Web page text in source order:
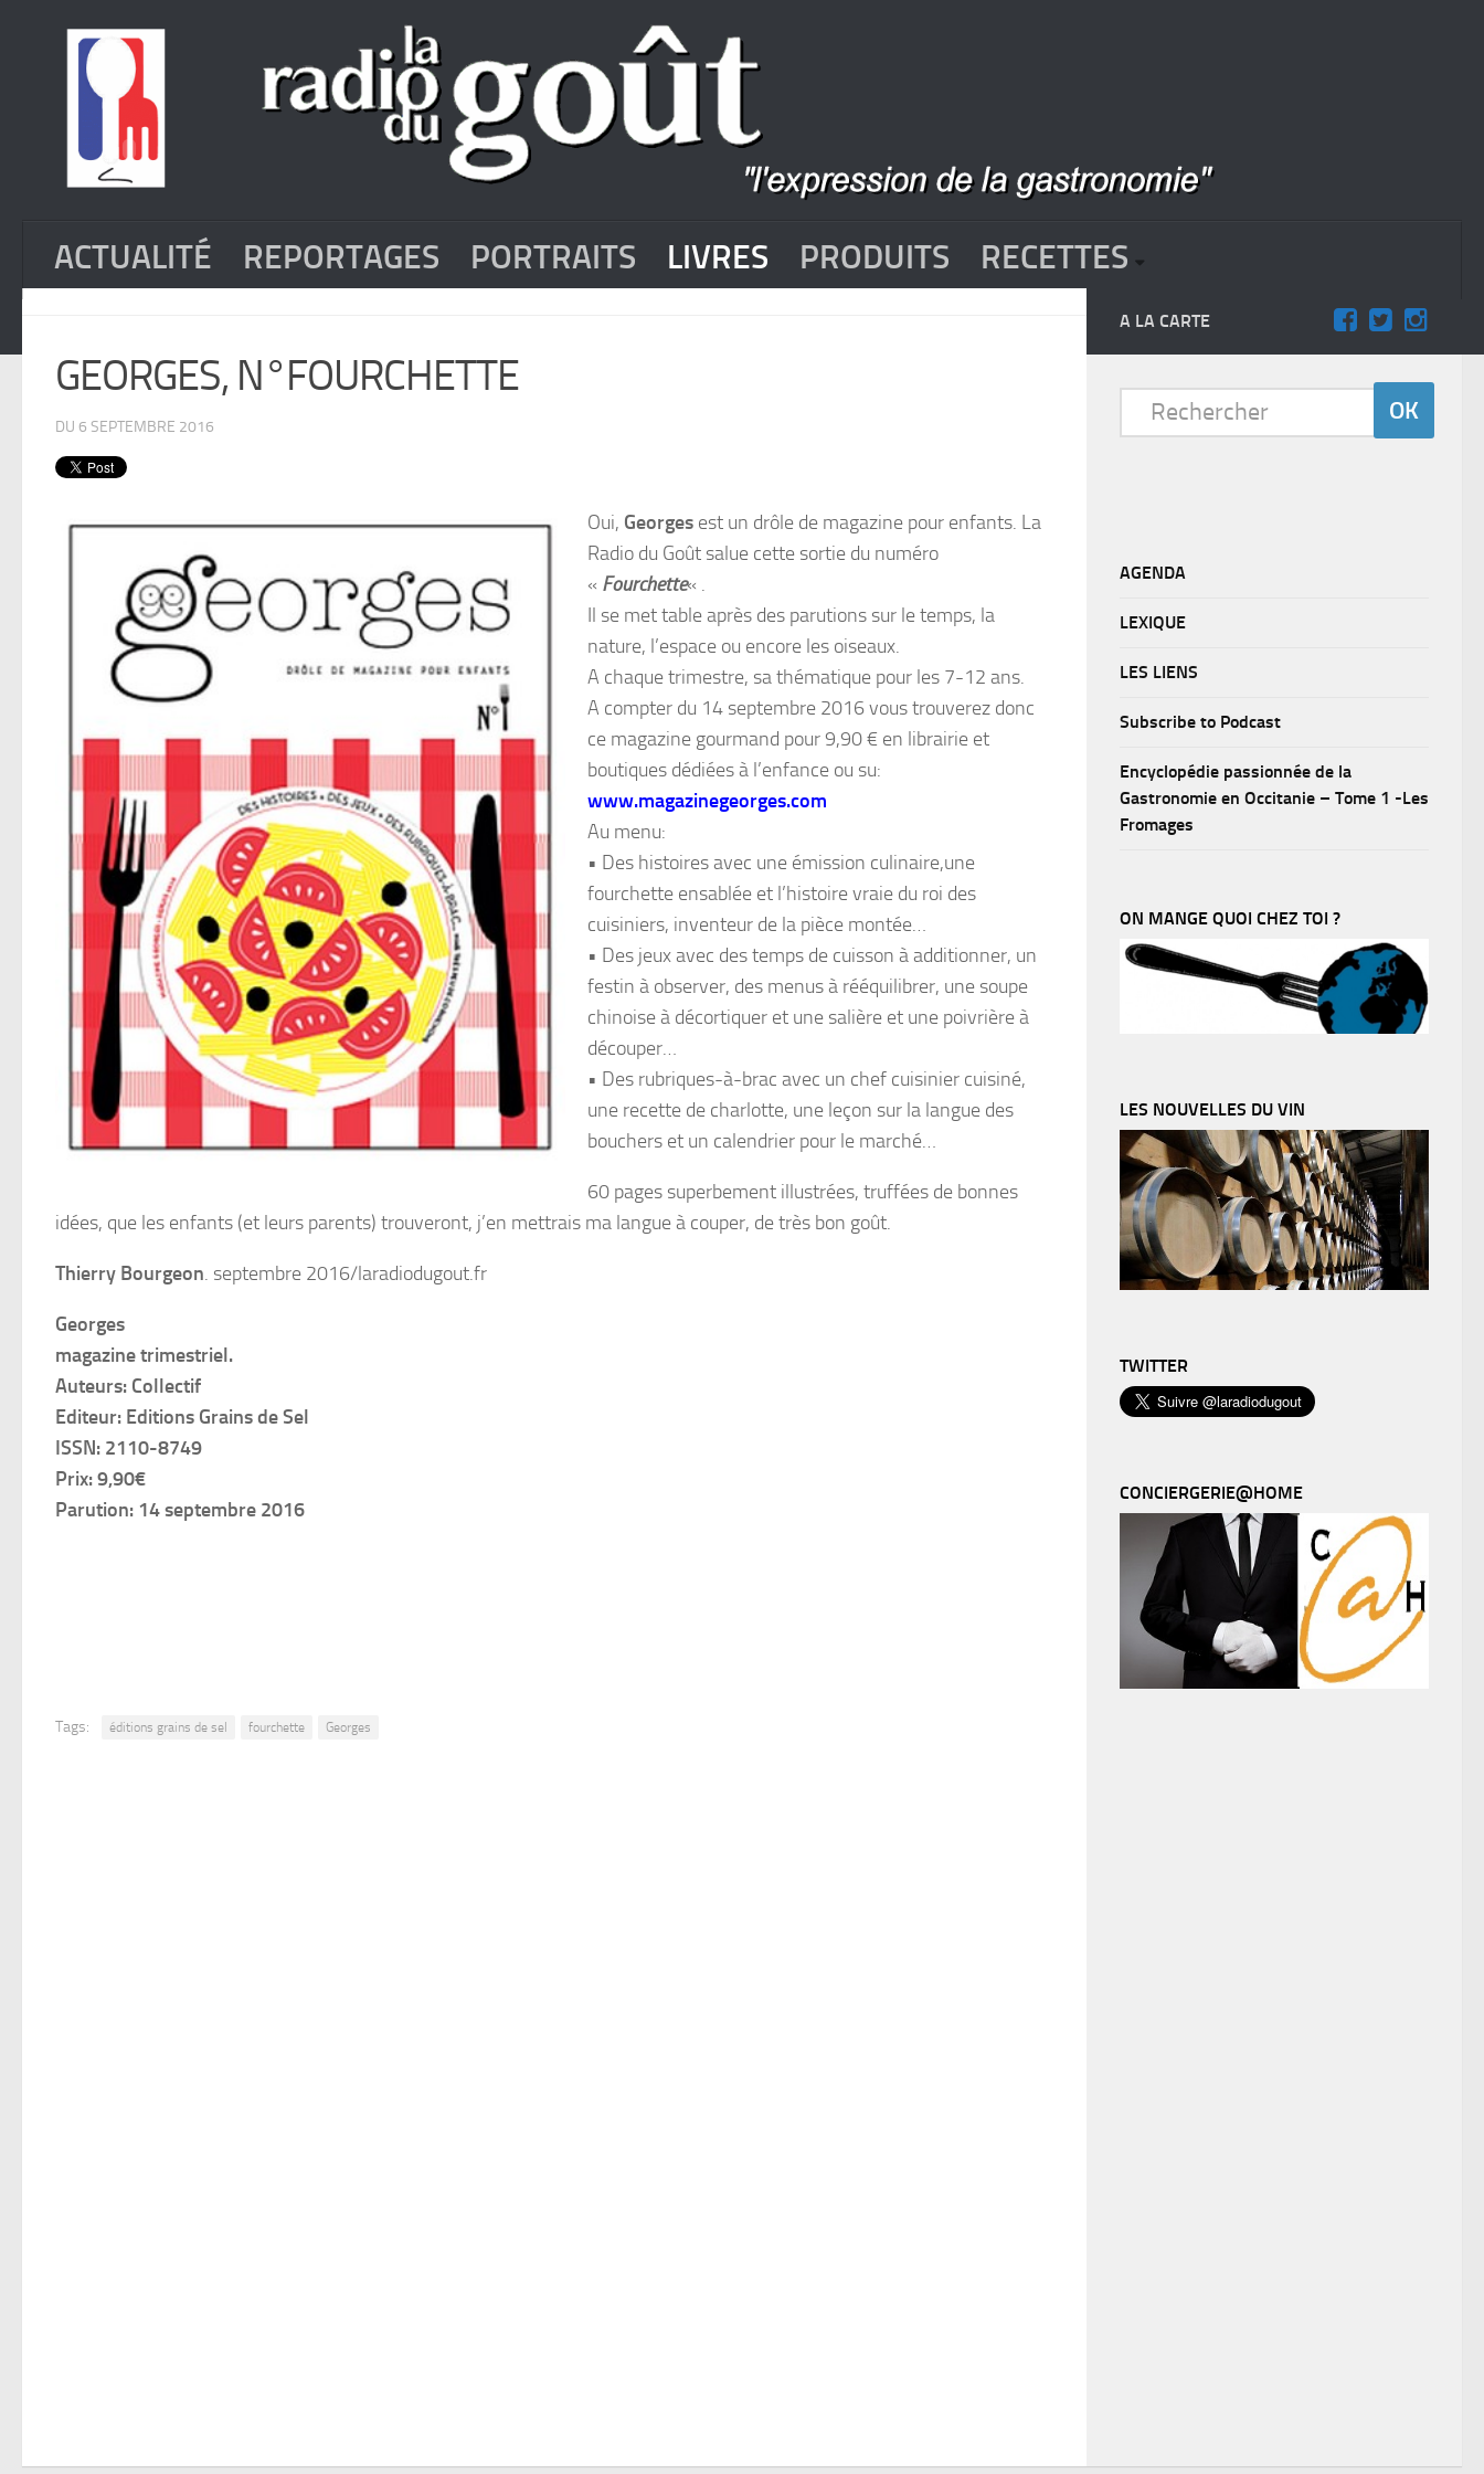
ACTUALITÉ REPORTAGES PORTRAITS LIVRES PRODUITS RECETTES
GEORGES, N°FOURCHETTE
DU 6 SEPTEMBRE 2016
Oui, Georges est un drôle de magazine pour enfants. La
Radio du Goût salue cette sortie du numéro
« Fourchette« .
Il se met table après des parutions sur le temps, la
nature, l’espace ou encore les oiseaux.
A chaque trimestre, sa thématique pour les 7-12 ans.
A compter du 14 septembre 2016 vous trouverez donc
ce magazine gourmand pour 9,90 € en librairie et
boutiques dédiées à l’enfance ou su:
www.magazinegeorges.com
Au menu:
• Des histoires avec une émission culinaire,une
fourchette ensablée et l’histoire vraie du roi des
cuisiniers, inventeur de la pièce montée…
• Des jeux avec des temps de cuisson à additionner, un
festin à observer, des menus à rééquilibrer, une soupe
chinoise à décortiquer et une salière et une poivrière à
découper…
• Des rubriques-à-brac avec un chef cuisinier cuisiné,
une recette de charlotte, une leçon sur la langue des
bouchers et un calendrier pour le marché…
60 pages superbement illustrées, truffées de bonnes
idées, que les enfants (et leurs parents) trouveront, j’en mettrais ma langue à couper, de très bon goût.
Thierry Bourgeon. septembre 2016/laradiodugout.fr
Georges
magazine trimestriel.
Auteurs: Collectif
Editeur: Editions Grains de Sel
ISSN: 2110-8749
Prix: 9,90€
Parution: 14 septembre 2016
Tags: éditions grains de sel fourchette Georges
A LA CARTE
AGENDA
LEXIQUE
LES LIENS
Subscribe to Podcast
Encyclopédie passionnée de la
Gastronomie en Occitanie – Tome 1 -Les
Fromages
ON MANGE QUOI CHEZ TOI ?
LES NOUVELLES DU VIN
TWITTER
CONCIERGERIE@HOME